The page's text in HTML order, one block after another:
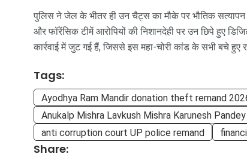
पुलिस ने जेल के भीतर ही उन चैट्स का मौके पर भौतिक
और फॉरेंसिक टीमें आरोपियों की निशानदेही पर उन छिपे हुए
कार्रवाई में जुट गई हैं, जिससे इस महा-चोरी कांड के सभी बचे
Tags:
Ayodhya Ram Mandir donation theft remand
Anukalp Mishra Lavkush Mishra Karunesh
anti corruption court UP police remand
Share: